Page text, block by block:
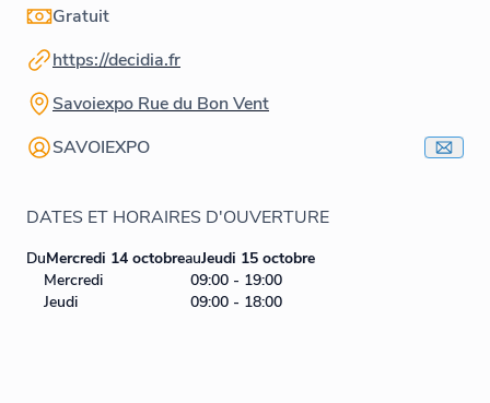
Gratuit
https://decidia.fr
Savoiexpo Rue du Bon Vent
SAVOIEXPO
DATES ET HORAIRES D'OUVERTURE
DuMercredi 14 octobreauJeudi 15 octobre
Mercredi
09:00 - 19:00
Jeudi
09:00 - 18:00